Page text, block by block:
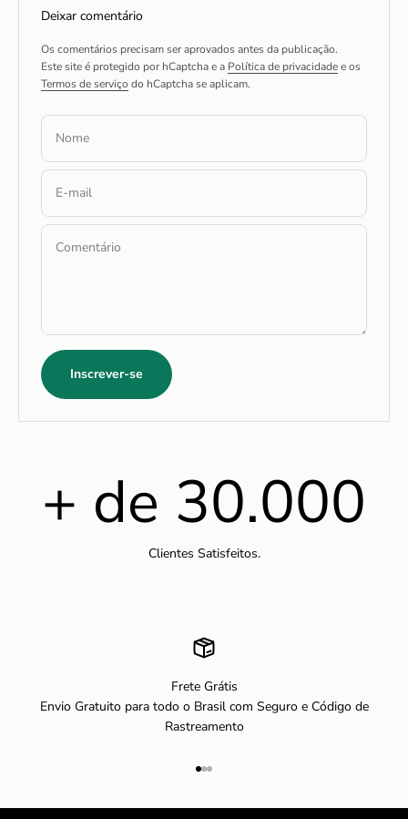
Deixar comentário
Os comentários precisam ser aprovados antes da publicação.
Este site é protegido por hCaptcha e a Política de privacidadee os
Termos de serviço do hCaptcha se aplicam.
Nome
E-mail
Comentário
Inscrever-se
+ de 30.000
Clientes Satisfeitos.
Frete Grátis
Envio Gratuito para todo o Brasil com Seguro e Código de
Rastreamento